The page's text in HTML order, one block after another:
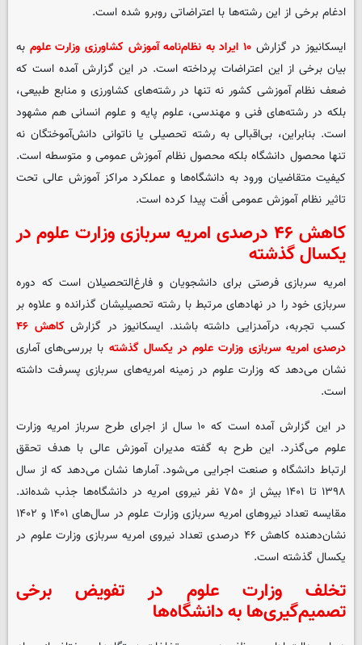
ادغام برخی از این رشته‌ها با اعتراضاتی روبرو شده است.
ایسکانیوز در گزارش ۱۰ ایراد به نظام‌نامه آموزش کشاورزی وزارت علوم
به
بیان برخی از این اعتراضات پرداخته است. در این گزارش آمده است که
ضعف نظام آموزشی کشور نه تنها در رشته‌های کشاورزی و منابع طبیعی،
بلکه در رشته‌های فنی و مهندسی، علوم پایه و علوم انسانی هم مشهود
است. بنابراین، بی‌اقبالی به رشته تحصیلی یا ناتوانی دانش‌آموختگان نه
تنها محصول دانشگاه بلکه محصول نظام آموزش عمومی و متوسطه است.
کیفیت متقاضیان ورود به دانشگاه‌ها و عملکرد مراکز آموزش عالی تحت
تاثیر نظام آموزش عمومی اُفت پیدا کرده است.
کاهش ۴۶ درصدی امریه سربازی وزارت علوم در
یکسال گذشته
امریه‌ سربازی فرصتی برای دانشجویان و فارغ‌التحصیلان است که دوره
سربازی خود را در نهادهای مرتبط با رشته تحصیلیشان گذرانده و علاوه بر
کسب تجربه، درآمدزایی داشته باشند. ایسکانیوز در گزارش
کاهش ۴۶
درصدی امریه سربازی وزارت علوم در یکسال گذشته با بررسی‌های آماری
نشان می‌دهد که وزارت علوم در زمینه امریه‌های سربازی پسرفت داشته
است.
در این گزارش آمده است که ۱۰ سال از اجرای طرح سرباز امریه وزارت
علوم می‌گذرد. این طرح به گفته مدیران آموزش عالی با هدف تحقق
ارتباط دانشگاه و صنعت اجرایی می‌شود. آمارها نشان می‌دهد که از سال
۱۳۹۸ تا ۱۴۰۱ بیش از ۷۵۰ نفر نیروی امریه در دانشگاه‌ها جذب شده‌اند.
مقایسه تعداد نیروهای امریه سربازی وزارت علوم در سال‌های ۱۴۰۱ و ۱۴۰۲
نشان‌دهنده کاهش ۴۶ درصدی تعداد نیروی امریه سربازی وزارت علوم در
یکسال گذشته است.
تخلف وزارت علوم در تفویض برخی
تصمیم‌گیری‌ها به دانشگاه‌ها